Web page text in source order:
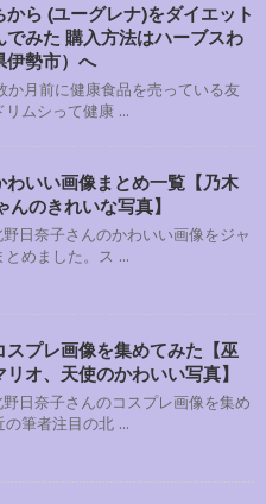
から (ユーグレナ)をダイエット
でみた 購入方法はハーブスわ
伊勢市）へ
か月前に健康食品を売っている友
ムシって健康 ...
わいい画像まとめ一覧【乃木
のきれいな写真】
日奈子さんのかわいい画像をジャ
めました。ス ...
スプレ画像を集めてみた【巫
オ、天使のかわいい写真】
日奈子さんのコスプレ画像を集め
筆者注目の北 ...